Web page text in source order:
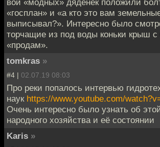
вой «модных» дяденек положили
«госплан» и «а кто это вам
выписывал?». Интересно было
торчащие из под воды коньки крыш с
«продам».
tomkras »
#4 | 02.07.19 08:03
Про реки попалось интервью
наук https://www.youtube.com/
Очень интересно было узнать об
народного хозяйства и её состоянии
Karis »